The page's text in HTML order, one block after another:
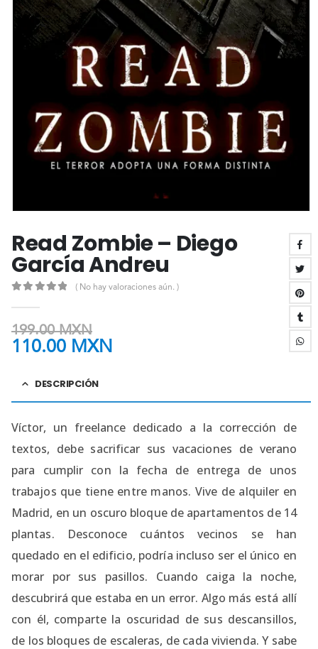
Read Zombie – Diego
García Andreu
( No hay valoraciones aún. )
199.00MXN
110.00 MXN
DESCRIPCIÓN
Víctor, un freelance dedicado a la corrección de
textos, debe sacrificar sus vacaciones de verano
para cumplir con la fecha de entrega de unos
trabajos que tiene entre manos. Vive de alquiler en
Madrid, en un oscuro bloque de apartamentos de 14
plantas. Desconoce cuántos vecinos se han
quedado en el edificio, podría incluso ser el único en
morar por sus pasillos. Cuando caiga la noche,
descubrirá que estaba en un error. Algo más está allí
con él, comparte la oscuridad de sus descansillos,
de los bloques de escaleras, de cada vivienda. Y sabe